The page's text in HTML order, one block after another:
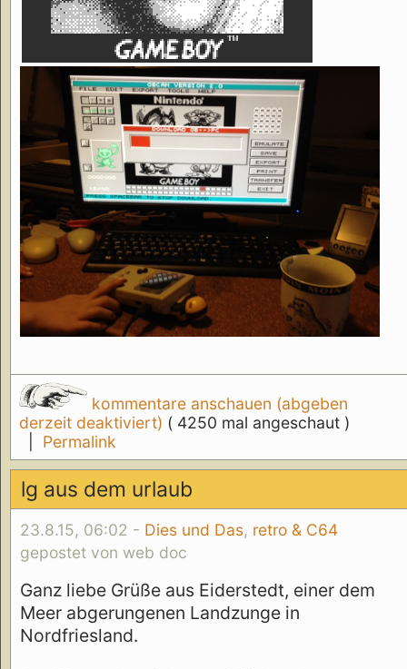
kommentare anschauen (abgeben
derzeit deaktiviert) ( 4250 mal angeschaut )
Permalink
lg aus dem urlaub
23.8.15, 06:02 - Dies und Das, retro & C64
gepostet von web doc
Ganz liebe Grüße aus Eiderstedt, einer dem
Meer abgerungenen Landzunge in
Nordfriesland.